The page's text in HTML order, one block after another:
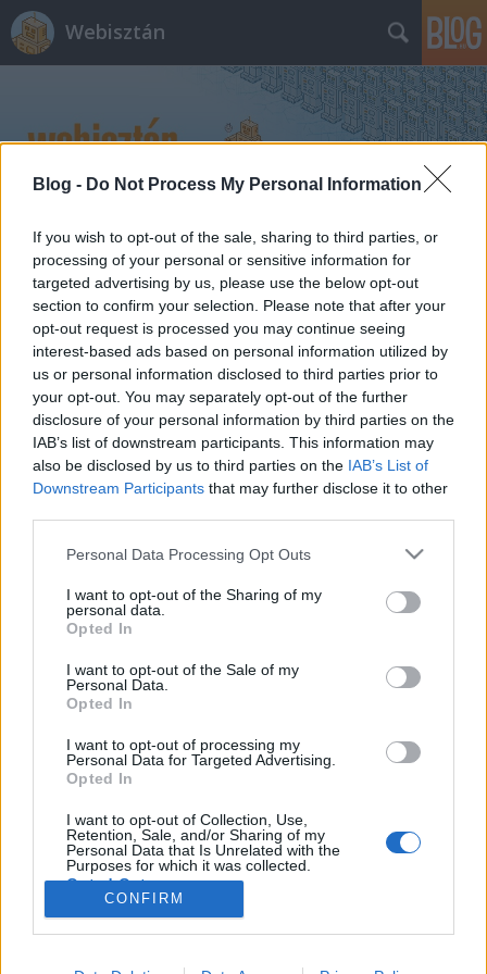
Blog - Do Not Process My Personal Information
If you wish to opt-out of the sale, sharing to third parties, or
processing of your personal or sensitive information for
targeted advertising by us, please use the below opt-out
section to confirm your selection. Please note that after your
opt-out request is processed you may continue seeing
interest-based ads based on personal information utilized by
us or personal information disclosed to third parties prior to
your opt-out. You may separately opt-out of the further
disclosure of your personal information by third parties on the
IAB’s list of downstream participants. This information may
also be disclosed by us to third parties on the IAB’s List of
Downstream Participants that may further disclose it to other
Please note that this website/app uses one or more Google
not limited to your visit or usage behaviour. You may click to
grant or deny consent to Google and its third-party tags to
use your data for below specified purposes in below Google
consent section.
Personal Data Processing Opt Outs
I want to opt-out of the Sharing of my
personal data.
Opted In
I want to opt-out of the Sale of my
Personal Data.
Opted In
I want to opt-out of processing my
Personal Data for Targeted Advertising.
Opted In
I want to opt-out of Collection, Use,
Retention, Sale, and/or Sharing of my
Personal Data that Is Unrelated with the
Purposes for which it was collected.
Opted Out
Google consents
I want to allow Google to enable storage
CONFIRM
Webisztán
Címkék»wwdc_2012
WWDC 2012: a jó dolgok és a
csalódások
2012. június 11.
Amíg az Eb eddigi legunalmasabb meccse ment a
tévében, Plasik Józsival a Ustream székházból
kommentáltuk az Apple fejlesztői konferenciájának
mai bejelentéseit. Leszámítva a technikai
problémákat és az ólomfáradtságot, én így utólag
azt gondolom, hogy ez a WWDC a jó…
WWDC 2012: élő kommentár az Apple
friss bejelentéseiről
hírbehozó•2012. június 04.
ei) Apple fejlesztői konferenciáról, ami érdekes vagy
érdemleges, azért persze nem vehetünk mérget rá,
iPhone 6) bejelentést, főleg, hogy az iOS 6
bemutatását követően már…